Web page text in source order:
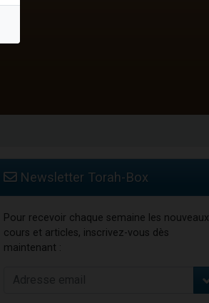
Newsletter Torah-Box
Pour recevoir chaque semaine les nouveaux
cours et articles, inscrivez-vous dès
maintenant :